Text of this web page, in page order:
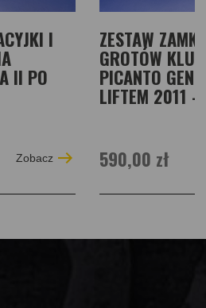
I
II PO
Zobacz
ZESTAW
GROTÓW
PICANTO
LIFTEM 2011 -
590,00 zł